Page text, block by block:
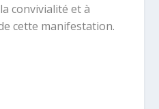
convivialité et à
cette manifestation.